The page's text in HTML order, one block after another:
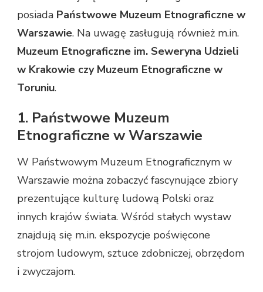
posiada Państwowe Muzeum Etnograficzne w
Warszawie. Na uwagę zasługują również m.in.
Muzeum Etnograficzne im. Seweryna Udzieli
w Krakowie czy Muzeum Etnograficzne w
Toruniu.
1. Państwowe Muzeum
Etnograficzne w Warszawie
W Państwowym Muzeum Etnograficznym w
Warszawie można zobaczyć fascynujące zbiory
prezentujące kulturę ludową Polski oraz
innych krajów świata. Wśród stałych wystaw
znajdują się m.in. ekspozycje poświęcone
strojom ludowym, sztuce zdobniczej, obrzędom
i zwyczajom.